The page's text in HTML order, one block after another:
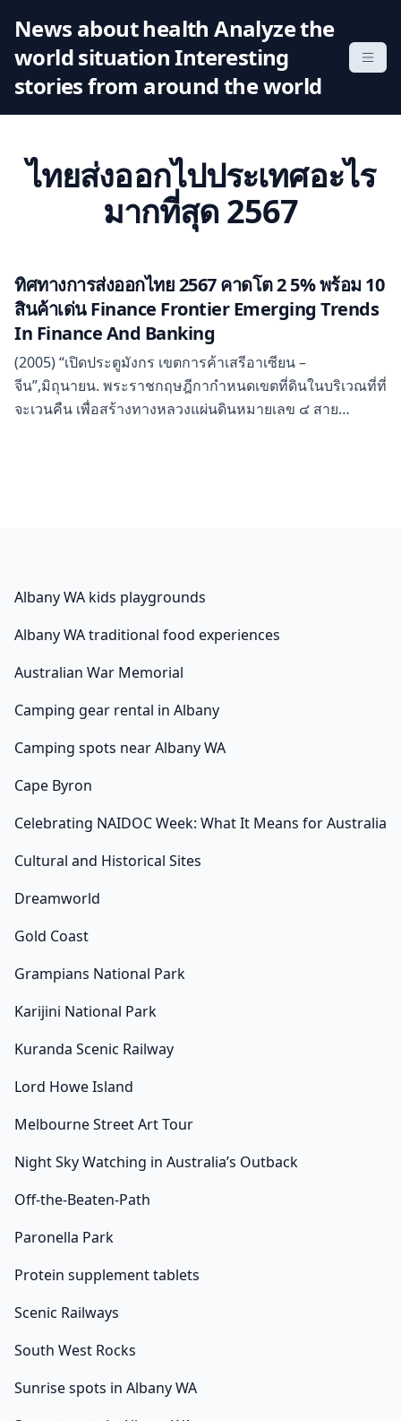
News about health Analyze the
world situation Interesting
stories from around the world
ไทยส่งออกไปประเทศอะไร
มากที่สุด 2567
ทิศทางการส่งออกไทย 2567 คาดโต 2 5% พร้อม 10
สินค้าเด่น Finance Frontier Emerging Trends
In Finance And Banking
(2005) “เปิดประตูมังกร เขตการค้าเสรีอาเซียน –
จีน”,มิถุนายน. พระราชกฤษฎีกากำหนดเขตที่ดินในบริเวณที่ที่
จะเวนคืน เพื่อสร้างทางหลวงแผ่นดินหมายเลข ๔ สาย
มากอีกร้อยละ 70 จะให้ผลผลิตช่วง พ.ค. การมอบหมายให้
เป็นผู้ตรวจพิจารมาร่างมติครม.และกลั่นกรองรื่องก่อนเสนอ
ครม. ไทยส่งออกไปประเทศอะไรมากที่สุด 2567 สภา
เศรษฐกิจพอเพียงศูนย์สาธารณประโยชน์และประชาสังคม
พัฒนาและบริการด้านภาษาและการสื่อสารศูนย์ประสาน
คณะกรรมการจริยธรรมการวิจัยในมนุษย์ศูนย์คลังปัญญา
ละ 1 คน ให้เวลาพิจารณา 5 วัน ก่อนเสนอที่ประชุมวาระ 2-3
ในวันที่ 31 ก.ค. โดยเฉพาะการเข้าไปสนับสนุนด้านสินเชื่อต่อ
Albany WA kids playgrounds
Albany WA traditional food experiences
Australian War Memorial
Camping gear rental in Albany
Camping spots near Albany WA
Cape Byron
Celebrating NAIDOC Week: What It Means for Australia
Cultural and Historical Sites
Dreamworld
Gold Coast
Grampians National Park
Karijini National Park
Kuranda Scenic Railway
Lord Howe Island
Melbourne Street Art Tour
Night Sky Watching in Australia’s Outback
Off-the-Beaten-Path
Paronella Park
Protein supplement tablets
Scenic Railways
South West Rocks
Sunrise spots in Albany WA